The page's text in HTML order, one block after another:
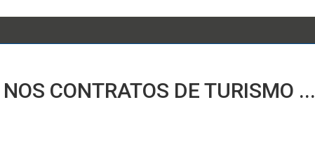
CONTRATOS DE TURISMO ...